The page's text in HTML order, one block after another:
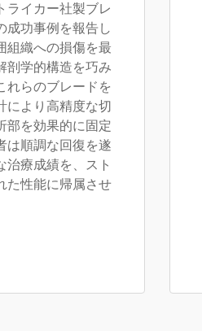
ライカー社製ブレ
成功事例を報告し
組織への損傷を最
剖学的構造を巧み
れらのブレードを
により高精度な切
部を効果的に固定
は順調な回復を遂
治療成績を、スト
た性能に帰属させ